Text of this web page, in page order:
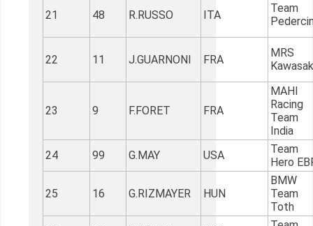
21 48 R.RUSSO ITA
Team
22 11 J.GUARNONI FRA
MRS
23 9 F.FORET FRA
MAHI
Racing
Team
India
24
99 G.MAY USA
Team
Hero
25 16 G.RIZMAYER HUN
BMW
Team
Toth